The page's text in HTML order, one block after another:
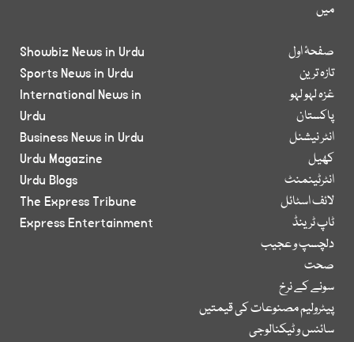
میں
صفحۂ اول
تازہ ترین
غزہ لہو لہو
پاکستان
انٹر نیشنل
کھیل
انٹرٹینمنٹ
لائف اسٹائل
ٹاپ ٹرینڈ
دلچسپ و عجیب
صحت
سونے کے نرخ
پیٹرولیم مصنوعات کی قیمتیں
سائنس و ٹیکنالوجی
Showbiz News in Urdu
Sports News in Urdu
International News in
Urdu
Business News in Urdu
Urdu Magazine
Urdu Blogs
The Express Tribune
Express Entertainment